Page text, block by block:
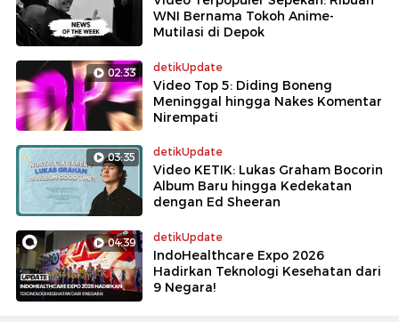
WNI Bernama Tokoh Anime-
Mutilasi di Depok
02:33 detikUpdate
Video Top 5: Diding Boneng
Meninggal hingga Nakes Komentar
Nirempati
03:35 detikUpdate
Video KETIK: Lukas Graham Bocorin
Album Baru hingga Kedekatan
dengan Ed Sheeran
04:39 detikUpdate
IndoHealthcare Expo 2026
Hadirkan Teknologi Kesehatan dari
9 Negara!